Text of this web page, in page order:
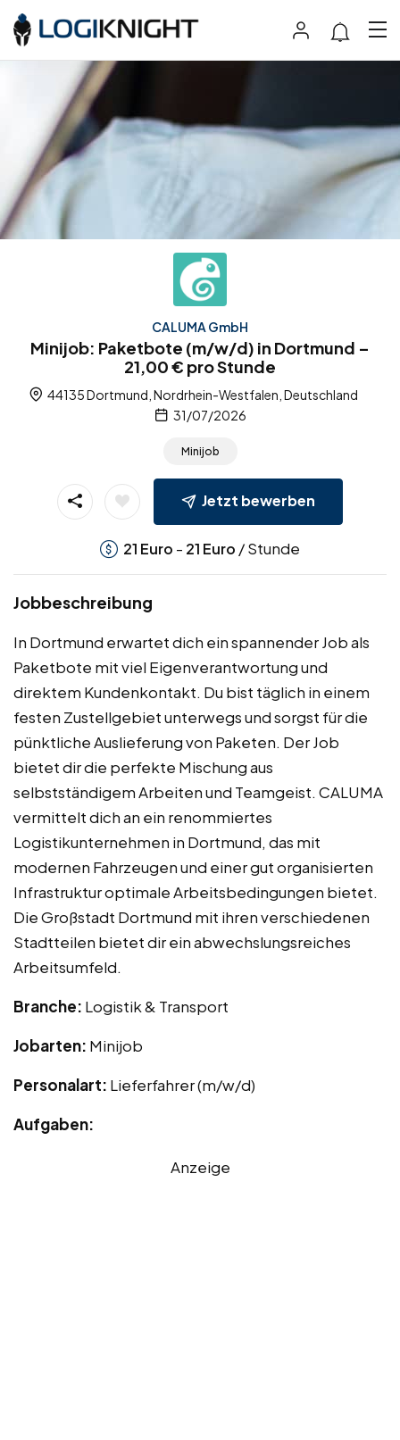
CALUMA GmbH
Minijob: Paketbote (m/w/d) in Dortmund –
21,00 € pro Stunde
44135 Dortmund, Nordrhein-Westfalen, Deutschland
31/07/2026
Minijob
Jetzt bewerben
21 Euro - 21 Euro / Stunde
Jobbeschreibung
In Dortmund erwartet dich ein spannender Job als
Paketbote mit viel Eigenverantwortung und
direktem Kundenkontakt. Du bist täglich in einem
festen Zustellgebiet unterwegs und sorgst für die
pünktliche Auslieferung von Paketen. Der Job
bietet dir die perfekte Mischung aus
selbstständigem Arbeiten und Teamgeist. CALUMA
vermittelt dich an ein renommiertes
Logistikunternehmen in Dortmund, das mit
modernen Fahrzeugen und einer gut organisierten
Infrastruktur optimale Arbeitsbedingungen bietet.
Die Großstadt Dortmund mit ihren verschiedenen
Stadtteilen bietet dir ein abwechslungsreiches
Arbeitsumfeld.
Branche: Logistik & Transport
Jobarten: Minijob
Personalart: Lieferfahrer (m/w/d)
Aufgaben:
Anzeige